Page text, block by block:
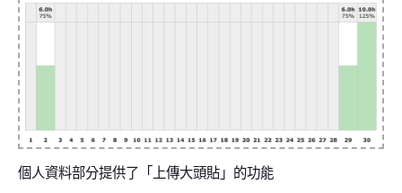
個人資料部分提供了「上傳大頭貼」的功能